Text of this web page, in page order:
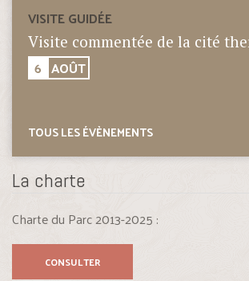
VISITE GUIDÉE
Visite commentée de la cité
6 AOÛT
TOUS LES ÉVÈNEMENTS
La charte
Charte du Parc 2013-2025 :
CONSULTER